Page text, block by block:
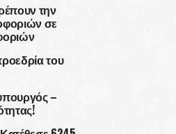
την
σε
του
–